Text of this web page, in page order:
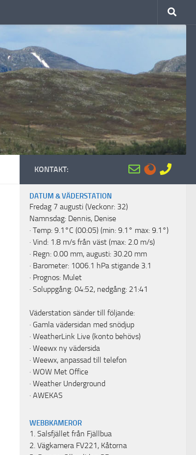
KONTAKT:
DATUM & VÄDERSTATION
Fredag 7 augusti (Veckonr: 32)
Namnsdag: Dennis, Denise
· Temp: 9.1°C (00:05) (min: 9.1° max: 9.1°)
· Vind: 1.8 m/s från väst (max: 2.0 m/s)
· Regn: 0.00 mm, augusti: 30.20 mm
· Barometer: 1006.1 hPa stigande 3.1
· Prognos: Mulet
· Soluppgång: 04:52, nedgång: 21:41
Väderstation sänder till följande:
· Gamla vädersidan med snödjup
· WeatherLink Live (konto behövs)
· Weewx ny vädersida
· Weewx, anpassad till telefon
· WOW Met Office
· Weather Underground
· AWEKAS
WEBBKAMEROR
1. Salsfjället från Fjällbua
2. Vägkamera FV221, Kåtorna